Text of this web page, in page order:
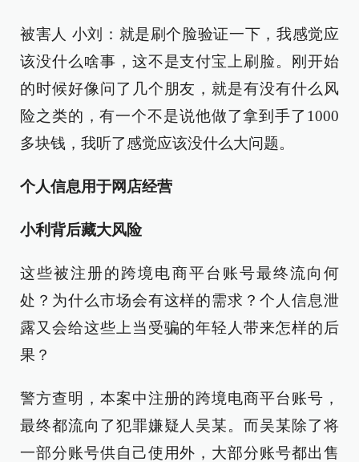
被害人 小刘：就是刷个脸验证一下，我感觉应
该没什么啥事，这不是支付宝上刷脸。刚开始
的时候好像问了几个朋友，就是有没有什么风
险之类的，有一个不是说他做了拿到手了1000
多块钱，我听了感觉应该没什么大问题。
个人信息用于网店经营
小利背后藏大风险
这些被注册的跨境电商平台账号最终流向何
处？为什么市场会有这样的需求？个人信息泄
露又会给这些上当受骗的年轻人带来怎样的后
果？
警方查明，本案中注册的跨境电商平台账号，
最终都流向了犯罪嫌疑人吴某。而吴某除了将
一部分账号供自己使用外，大部分账号都出售